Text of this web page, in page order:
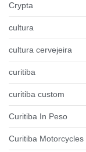
Crypta
cultura
cultura cervejeira
curitiba
curitiba custom
Curitiba In Peso
Curitiba Motorcycles